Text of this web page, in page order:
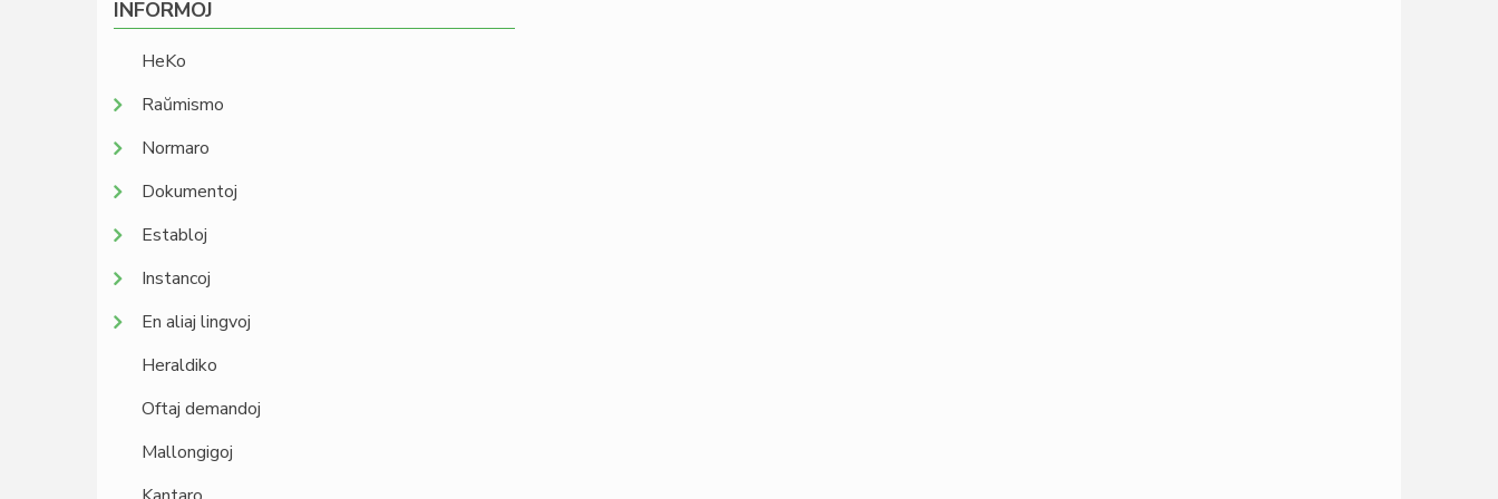
INFORMOJ
HeKo
Raŭmismo
Normaro
Dokumentoj
Establoj
Instancoj
En aliaj lingvoj
Heraldiko
Oftaj demandoj
Mallongigoj